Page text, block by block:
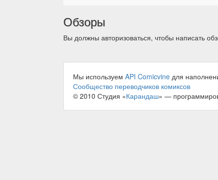
Обзоры
Вы должны авторизоваться, чтобы написать
Мы используем API Comicvine для
Сообщество переводчиков комиксов
© 2010 Студия «Карандаш» —